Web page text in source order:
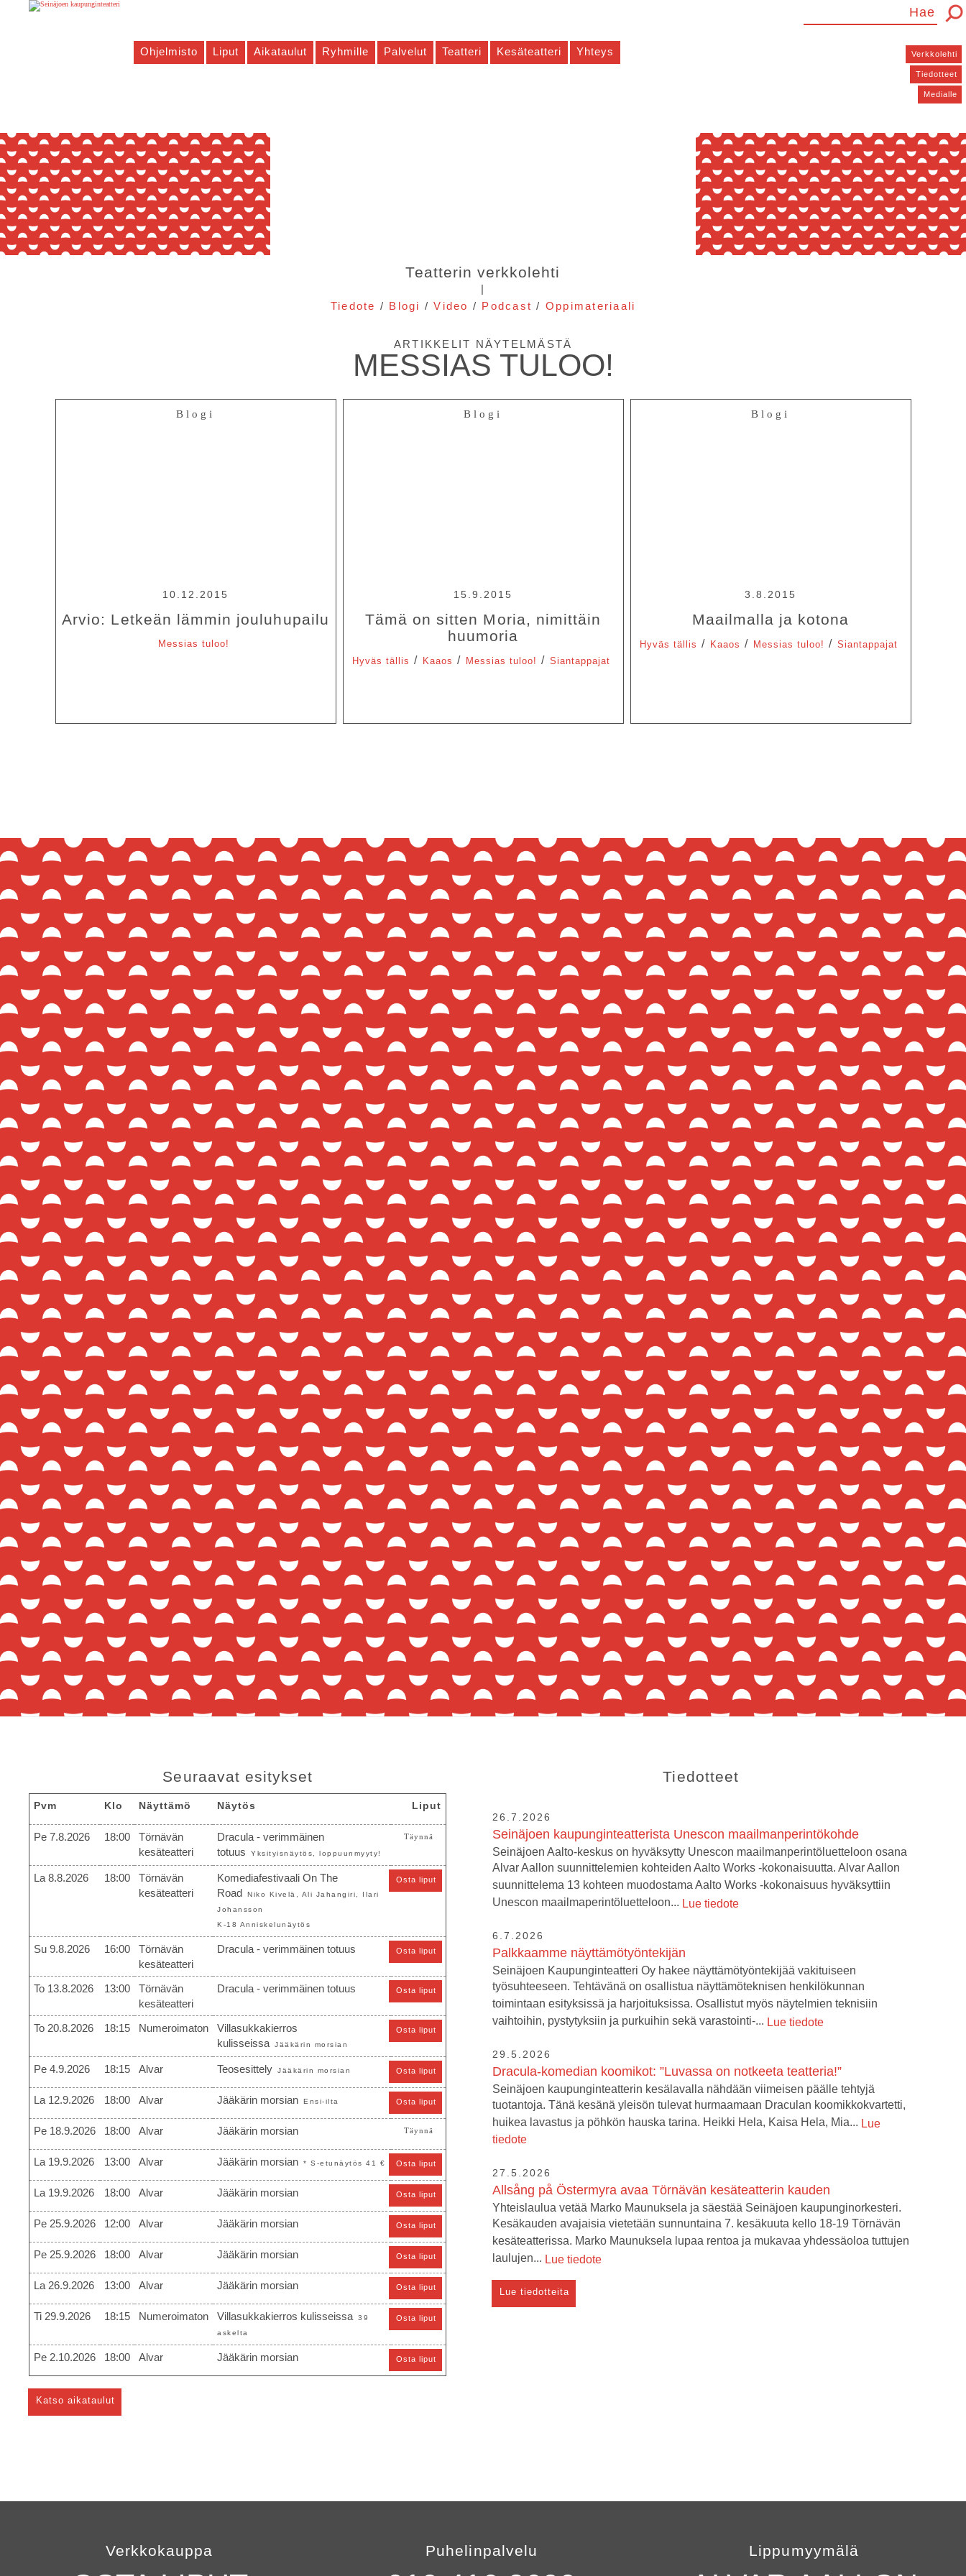
Ohjelmisto Liput Aikataulut Ryhmille Palvelut Teatteri Kesäteatteri Yhteys Verkkolehti
Tiedotteet
Medialle
Teatterin verkkolehti
|
Tiedote / Blogi /Video / Podcast / Oppimateriaali
ARTIKKELIT NÄYTELMÄSTÄ
MESSIAS TULOO!
Blogi
10.12.2015
Arvio: Letkeän lämmin jouluhupailu
Messias tuloo!
Blogi
15.9.2015
Tämä on sitten Moria, nimittäin
huumoria
Hyväs tällis / Kaaos / Messias tuloo! / Siantappajat
Blogi
3.8.2015
Maailmalla ja kotona
Hyväs tällis / Kaaos / Messias tuloo! / Siantappajat
Seuraavat esitykset
Pvm Klo Näyttämö Näytös Liput
Pe 7.8.2026 18:00
Törnävän
kesäteatteri
Dracula - verimmäinen
totuus
Yksityisnäytös, loppuunmyyty!
Täynnä
La 8.8.2026 18:00
Törnävän
kesäteatteri
Komediafestivaali On The
Road
Niko Kivelä, Ali Jahangiri, Ilari
Johansson
K-18 Anniskelunäytös
Osta liput
Su 9.8.2026 16:00
Törnävän
kesäteatteri
Dracula - verimmäinen totuus Osta liput
To 13.8.2026 13:00
Törnävän
kesäteatteri
Dracula - verimmäinen totuus Osta liput
To 20.8.2026 18:15 Numeroimaton
Villasukkakierros
kulisseissa
Jääkärin morsian
Osta liput
Pe 4.9.2026 18:15 Alvar Teosesittely Jääkärin morsian Osta liput
La 12.9.2026 18:00 Alvar Jääkärin morsian Ensi-ilta Osta liput
Pe 18.9.2026 18:00 Alvar Jääkärin morsian Täynnä
La 19.9.2026 13:00 Alvar Jääkärin morsian * S-etunäytös 41 € Osta liput
La 19.9.2026 18:00 Alvar Jääkärin morsian Osta liput
Pe 25.9.2026 12:00 Alvar Jääkärin morsian Osta liput
Pe 25.9.2026 18:00 Alvar Jääkärin morsian Osta liput
La 26.9.2026 13:00 Alvar Jääkärin morsian Osta liput
Ti 29.9.2026 18:15 Numeroimaton Villasukkakierros kulisseissa
39
askelta
Osta liput
Pe 2.10.2026 18:00 Alvar Jääkärin morsian Osta liput
Katso aikataulut
Tiedotteet
26.7.2026
Seinäjoen kaupunginteatterista Unescon maailmanperintökohde
Seinäjoen Aalto-keskus on hyväksytty Unescon maailmanperintöluetteloon osana
Alvar Aallon suunnittelemien kohteiden Aalto Works -kokonaisuutta. Alvar Aallon
suunnittelema 13 kohteen muodostama Aalto Works -kokonaisuus hyväksyttiin
Unescon maailmaperintöluetteloon... Lue tiedote
6.7.2026
Palkkaamme näyttämötyöntekijän
Seinäjoen Kaupunginteatteri Oy hakee näyttämötyöntekijää vakituiseen
työsuhteeseen. Tehtävänä on osallistua näyttämöteknisen henkilökunnan
toimintaan esityksissä ja harjoituksissa. Osallistut myös näytelmien teknisiin
vaihtoihin, pystytyksiin ja purkuihin sekä varastointi-... Lue tiedote
29.5.2026
Dracula-komedian koomikot: ”Luvassa on notkeeta teatteria!”
Seinäjoen kaupunginteatterin kesälavalla nähdään viimeisen päälle tehtyjä
tuotantoja. Tänä kesänä yleisön tulevat hurmaamaan Draculan koomikkokvartetti,
huikea lavastus ja pöhkön hauska tarina. Heikki Hela, Kaisa Hela, Mia... Lue
tiedote
27.5.2026
Allsång på Östermyra avaa Törnävän kesäteatterin kauden
Yhteislaulua vetää Marko Maunuksela ja säestää Seinäjoen kaupunginorkesteri.
Kesäkauden avajaisia vietetään sunnuntaina 7. kesäkuuta kello 18-19 Törnävän
kesäteatterissa. Marko Maunuksela lupaa rentoa ja mukavaa yhdessäoloa tuttujen
laulujen... Lue tiedote
Lue tiedotteita
Verkkokauppa Puhelinpalvelu Lippumyymälä